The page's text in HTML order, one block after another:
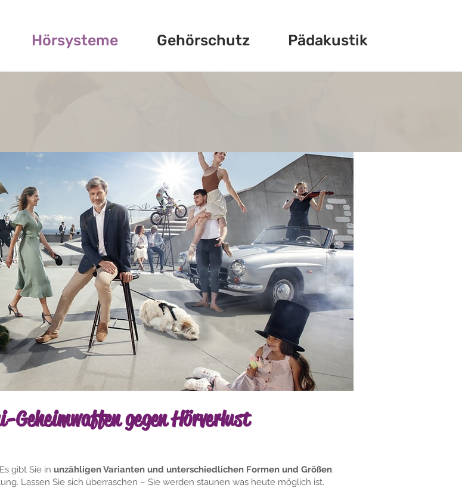
Hörsysteme Gehörschutz Pädakustik
gegen Hörverlust
gibt Sie in unzähligen Varianten und unterschiedlichen Formen und Größen.
Lassen Sie sich überraschen – Sie werden staunen was heute möglich ist.